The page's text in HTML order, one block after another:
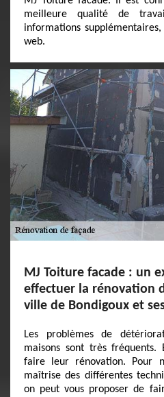
meilleure qualité de
informations
web.
MJ Toiture facade : un
effectuer la rénovation
ville de Bondigoux et
Les problèmes de
maisons sont très
faire leur rénovation. Pour
maîtrise des différentes
on peut vous proposer de